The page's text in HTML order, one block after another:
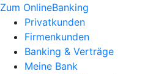
Zum OnlineBanking
Privatkunden
Firmenkunden
Banking & Verträge
Meine Bank